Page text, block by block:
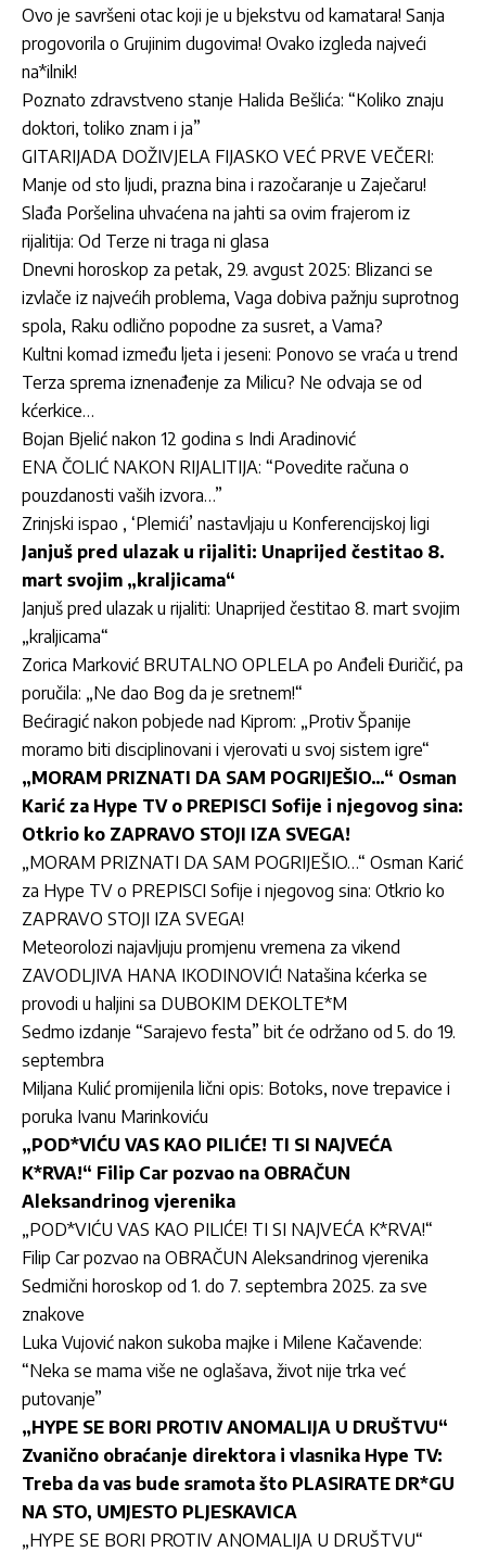
Ovo je savršeni otac koji je u bjekstvu od kamatara! Sanja
progovorila o Grujinim dugovima! Ovako izgleda najveći
na*ilnik!
Poznato zdravstveno stanje Halida Bešlića: “Koliko znaju
doktori, toliko znam i ja”
GITARIJADA DOŽIVJELA FIJASKO VEĆ PRVE VEČERI:
Manje od sto ljudi, prazna bina i razočaranje u Zaječaru!
Slađa Poršelina uhvaćena na jahti sa ovim frajerom iz
rijalitija: Od Terze ni traga ni glasa
Dnevni horoskop za petak, 29. avgust 2025: Blizanci se
izvlače iz najvećih problema, Vaga dobiva pažnju suprotnog
spola, Raku odlično popodne za susret, a Vama?
Kultni komad između ljeta i jeseni: Ponovo se vraća u trend
Terza sprema iznenađenje za Milicu? Ne odvaja se od
kćerkice…
Bojan Bjelić nakon 12 godina s Indi Aradinović
ENA ČOLIĆ NAKON RIJALITIJA: “Povedite računa o
pouzdanosti vaših izvora…”
Zrinjski ispao , ‘Plemići’ nastavljaju u Konferencijskoj ligi
Janjuš pred ulazak u rijaliti: Unaprijed čestitao 8.
mart svojim „kraljicama“
Janjuš pred ulazak u rijaliti: Unaprijed čestitao 8. mart svojim
„kraljicama“
Zorica Marković BRUTALNO OPLELA po Anđeli Đuričić, pa
poručila: „Ne dao Bog da je sretnem!“
Bećiragić nakon pobjede nad Kiprom: „Protiv Španije
moramo biti disciplinovani i vjerovati u svoj sistem igre“
„MORAM PRIZNATI DA SAM POGRIJEŠIO…“ Osman
Karić za Hype TV o PREPISCI Sofije i njegovog sina:
Otkrio ko ZAPRAVO STOJI IZA SVEGA!
„MORAM PRIZNATI DA SAM POGRIJEŠIO…“ Osman Karić
za Hype TV o PREPISCI Sofije i njegovog sina: Otkrio ko
ZAPRAVO STOJI IZA SVEGA!
Meteorolozi najavljuju promjenu vremena za vikend
ZAVODLJIVA HANA IKODINOVIĆ! Natašina kćerka se
provodi u haljini sa DUBOKIM DEKOLTE*M
Sedmo izdanje “Sarajevo festa” bit će održano od 5. do 19.
septembra
Miljana Kulić promijenila lični opis: Botoks, nove trepavice i
poruka Ivanu Marinkoviću
„POD*VIĆU VAS KAO PILIĆE! TI SI NAJVEĆA
K*RVA!“ Filip Car pozvao na OBRAČUN
Aleksandrinog vjerenika
„POD*VIĆU VAS KAO PILIĆE! TI SI NAJVEĆA K*RVA!“
Filip Car pozvao na OBRAČUN Aleksandrinog vjerenika
Sedmični horoskop od 1. do 7. septembra 2025. za sve
znakove
Luka Vujović nakon sukoba majke i Milene Kačavende:
“Neka se mama više ne oglašava, život nije trka već
putovanje”
„HYPE SE BORI PROTIV ANOMALIJA U DRUŠTVU“
Zvanično obraćanje direktora i vlasnika Hype TV:
Treba da vas bude sramota što PLASIRATE DR*GU
NA STO, UMJESTO PLJESKAVICA
„HYPE SE BORI PROTIV ANOMALIJA U DRUŠTVU“